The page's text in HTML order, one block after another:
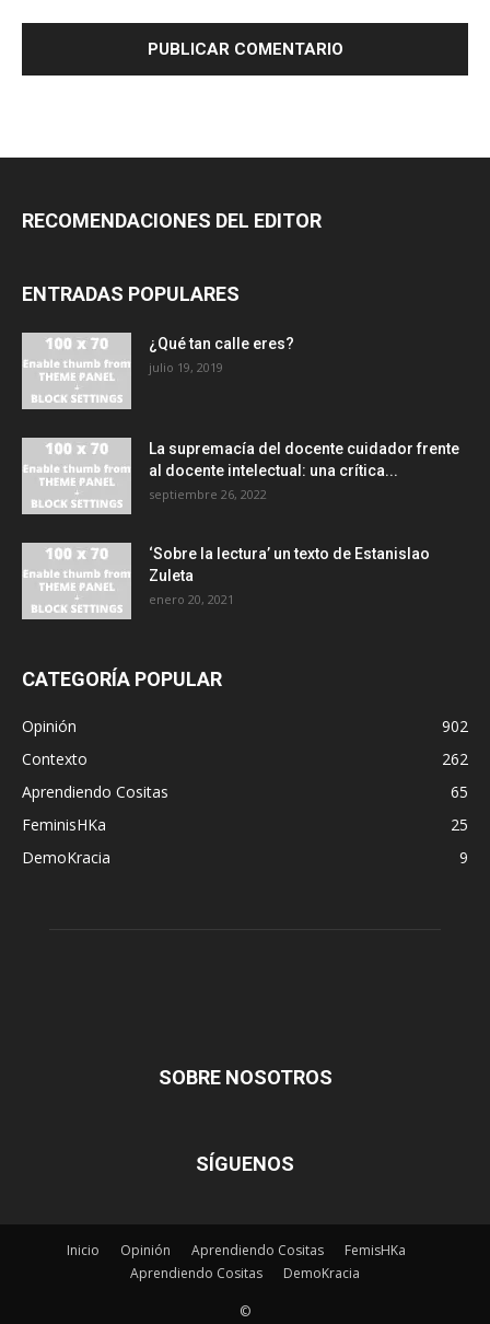
RECOMENDACIONES DEL EDITOR
ENTRADAS POPULARES
¿Qué tan calle eres?
julio 19, 2019
La supremacía del docente cuidador frente
al docente intelectual: una crítica...
septiembre 26, 2022
‘Sobre la lectura’ un texto de Estanislao
Zuleta
enero 20, 2021
CATEGORÍA POPULAR
Opinión
902
Contexto
262
Aprendiendo Cositas
65
FeminisHKa
25
DemoKracia
9
SOBRE NOSOTROS
SÍGUENOS
Inicio Opinión Aprendiendo Cositas
FemisHKa
Aprendiendo Cositas
DemoKracia
©